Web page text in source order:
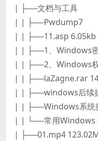
| ├──文档与工具
| | ├──Pwdump7
| | ├──11.asp 6.05kb
| | ├──1、Windows
| | ├──2、Windows
| | ├──laZagne.rar
| | ├──windows后续
| | ├──Windows系统
| | └──常用Windows
| ├──01.mp4